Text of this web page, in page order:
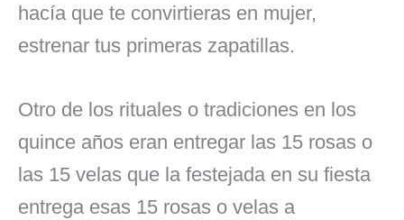
hacía que te convirtieras en mujer,
estrenar tus primeras zapatillas.
Otro de los rituales o tradiciones en los
quince años eran entregar las 15 rosas o
las 15 velas que la festejada en su fiesta
entrega esas 15 rosas o velas a